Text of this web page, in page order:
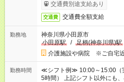
交通費別途支給あり
交通費 交通費全額支給
勤務地
神奈川県小田原市
小田原駅
/ 足柄(神奈川県)駅
介護施設や病院 ※ご自宅
勤務時間
≪シフト例≫ 10:00～15:00（
5時間） 上記シフト以外にも、早朝や深夜など希望の時間帯お聞